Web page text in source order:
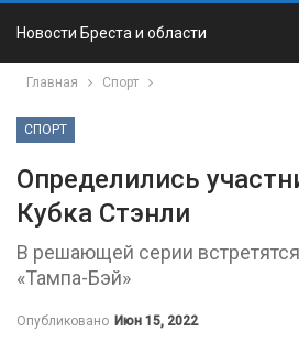
Новости Бреста и области
Главная Спорт
СПОРТ
Определились
Кубка Стэнли
В решающей серии
«Тампа-Бэй»
Опубликовано Июн 15, 2022